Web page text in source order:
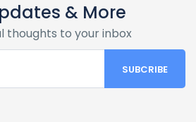
& More
thoughts to your inbox